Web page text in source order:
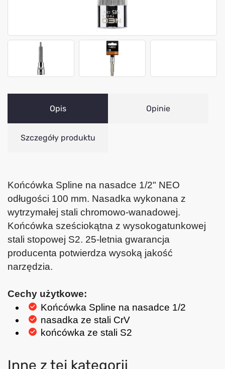
Opis Opinie
Szczegóły produktu
Końcówka Spline na nasadce 1/2" NEO
odługości 100 mm. Nasadka wykonana z
wytrzymałej stali chromowo-wanadowej.
Końcówka sześciokątna z wysokogatunkowej
stali stopowej S2. 25-letnia gwarancja
producenta potwierdza wysoką jakość
narzędzia.
Cechy użytkowe:
Końcówka Spline na nasadce 1/2
nasadka ze stali CrV
końcówka ze stali S2
Inne z tej kategorii